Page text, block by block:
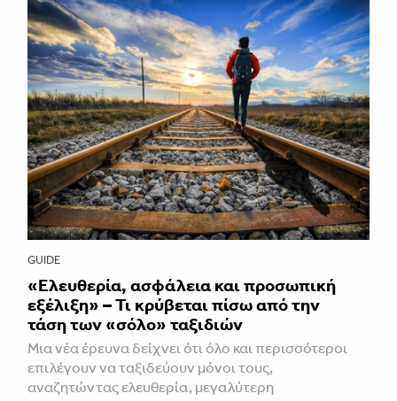
GUIDE
«Ελευθερία, ασφάλεια και προσωπική
εξέλιξη» – Τι κρύβεται πίσω από την
τάση των «σόλο» ταξιδιών
Μια νέα έρευνα δείχνει ότι όλο και περισσότεροι
επιλέγουν να ταξιδεύουν μόνοι τους,
αναζητώντας ελευθερία, μεγαλύτερη